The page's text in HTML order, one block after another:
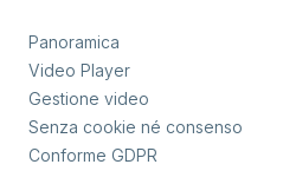
Panoramica
Video Player
Gestione video
Senza cookie né consenso
Conforme GDPR